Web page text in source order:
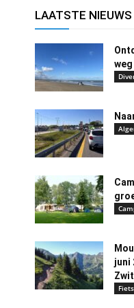
LAATSTE NIEUWS
weg
juni